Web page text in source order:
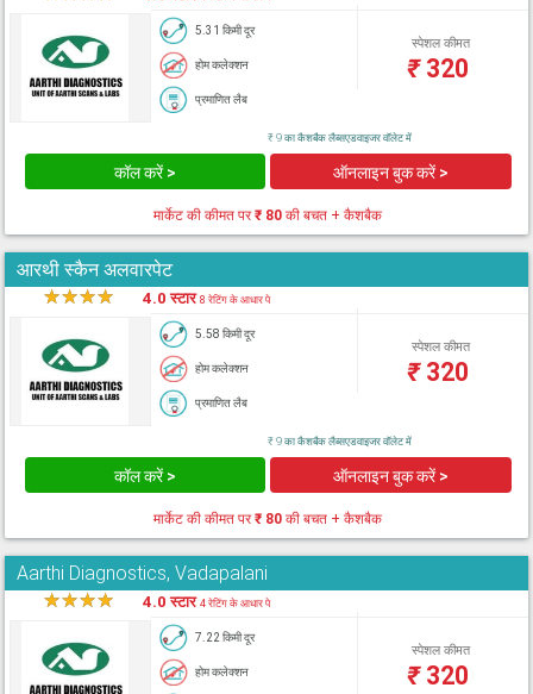
5.31 किमी दूर
होम कलेक्शन
प्रमाणित लैब
स्पेशल कीमत
₹320
₹ 9 का कैशबैक लैब्सएडवाइजर वॉलेट में
कॉल करें > ऑनलाइन बुक करें >
मार्केट की कीमत पर₹ 80 की बचत + कैशबैक
आरथी स्कैन अलवारपेट
★★★★ 4.0 स्टार8 रेटिंग के आधार पे
5.58 किमी दूर
होम कलेक्शन
प्रमाणित लैब
स्पेशल कीमत
₹320
₹ 9 का कैशबैक लैब्सएडवाइजर वॉलेट में
कॉल करें > ऑनलाइन बुक करें >
मार्केट की कीमत पर₹ 80 की बचत + कैशबैक
Aarthi Diagnostics, Vadapalani
★★★★ 4.0 स्टार4 रेटिंग के आधार पे
7.22 किमी दूर
होम कलेक्शन
स्पेशल कीमत
₹320